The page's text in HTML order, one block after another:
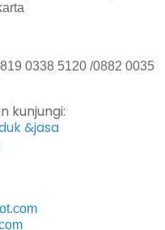
0338 5120 /0882 0035
kunjungi:
&jasa